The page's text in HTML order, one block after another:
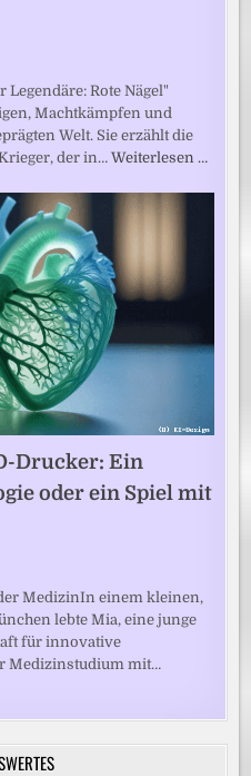
Legendäre: Rote Nägel"
Machtkämpfen und
Welt. Sie erzählt die
der in…Weiterlesen …
Drucker: Ein
oder ein Spiel mit
MedizinIn einem kleinen,
lebte Mia, eine junge
für innovative
Medizinstudium mit…